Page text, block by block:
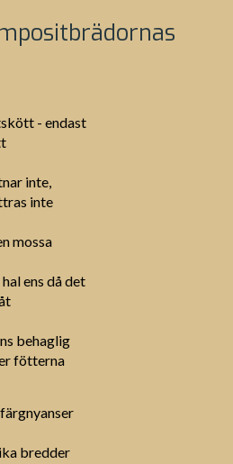
- endast
inte,
inte
mossa
ens då det
behaglig
fötterna
bredder